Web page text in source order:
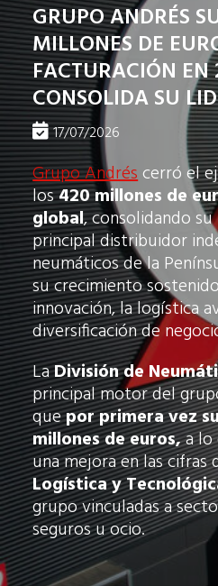
GRUPO ANDRÉS
MILLONES DE
FACTURACIÓN EN
CONSOLIDA SU
17/07/2026
Grupo Andréscerró el
los420 millones de
global, consolidando
principal distribuidor
neumáticos de la
su crecimiento
innovación, la logística
diversificación de
LaDivisión de
principal motor del
quepor primera vez
millones de euros,a lo
una mejora en las
Logística y
grupo vinculadas a
seguros u ocio.